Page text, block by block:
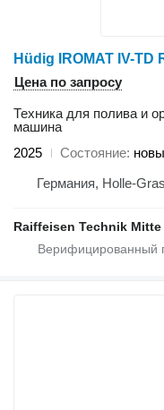
Hüdig IROMAT IV-TD
Цена по запросу
Техника для полива и
машина
2025
Состояние
Германия, Holle-
Raiffeisen Technik Mitte